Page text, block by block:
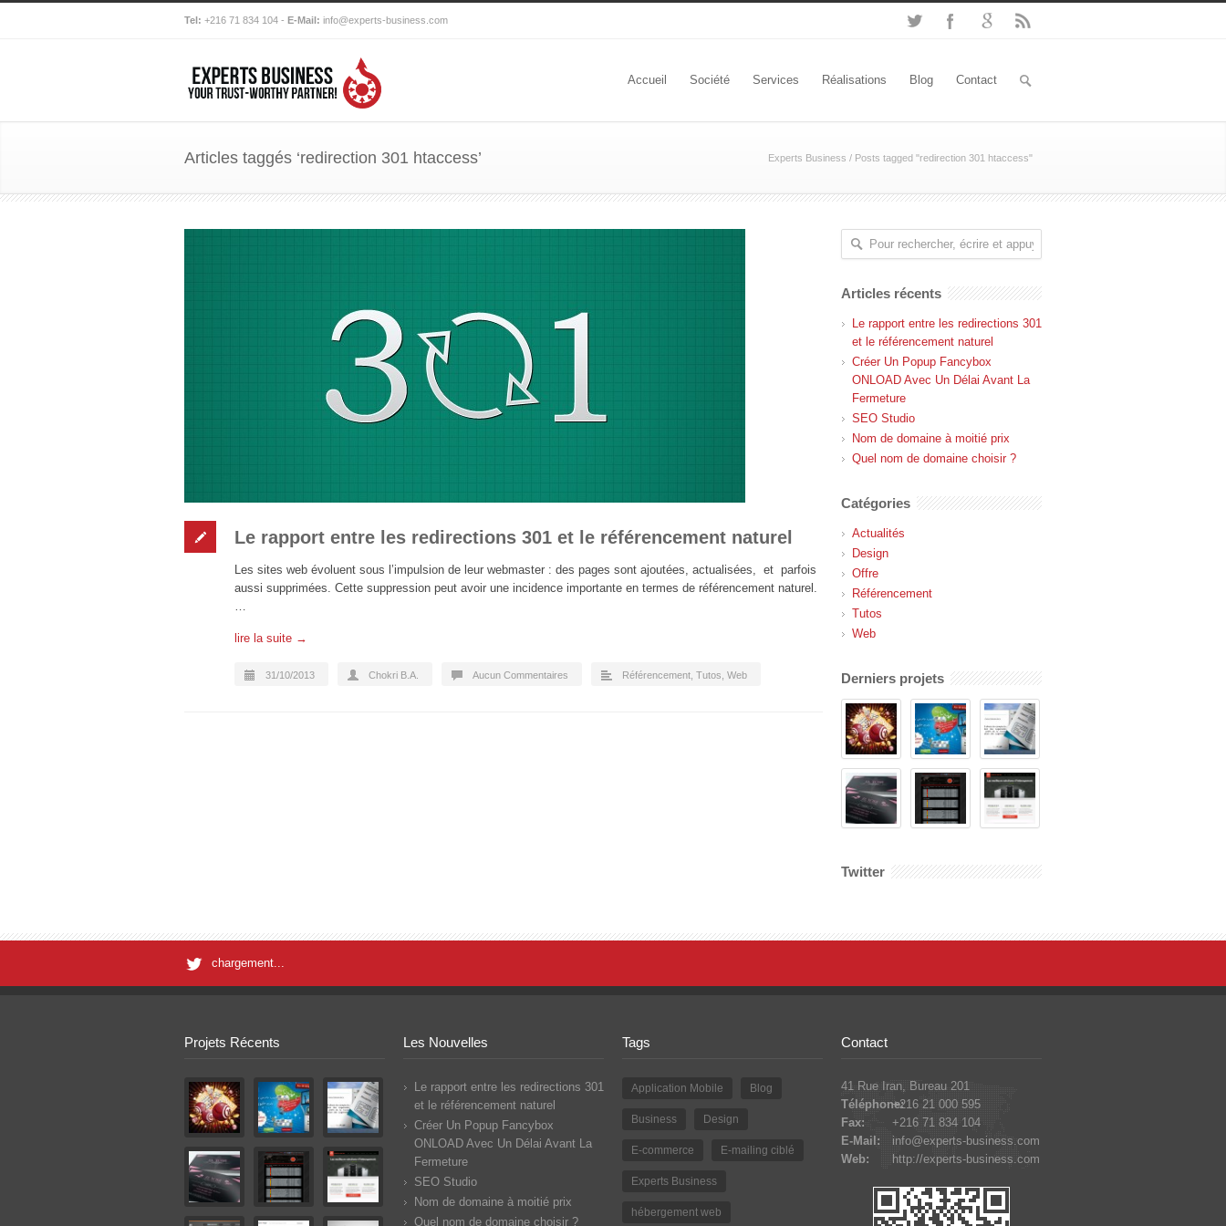
Tel: +216 71 834 104 - E-Mail: info@experts-business.com
Accueil Société Services Réalisations Blog Contact
Articles taggés ‘redirection 301 htaccess’ Experts Business / Posts tagged "redirection 301 htaccess"
Le rapport entre les redirections 301 et le référencement naturel
Les sites web évoluent sous l’impulsion de leur webmaster : des pages sont ajoutées, actualisées, et parfois
aussi supprimées. Cette suppression peut avoir une incidence importante en termes de référencement naturel.
…
lire la suite →
31/10/2013 Chokri B.A. Aucun Commentaires Référencement Tutos Web
Articles récents
Le rapport entre les redirections 301
et le référencement naturel
Créer Un Popup Fancybox
ONLOAD Avec Un Délai Avant La
Fermeture
SEO Studio
Nom de domaine à moitié prix
Quel nom de domaine choisir ?
Catégories
Actualités
Design
Offre
Référencement
Tutos
Web
Derniers projets
Twitter
chargement...
Projets Récents Les Nouvelles
Le rapport entre les redirections 301
et le référencement naturel
Créer Un Popup Fancybox
ONLOAD Avec Un Délai Avant La
Fermeture
SEO Studio
Nom de domaine à moitié prix
Quel nom de domaine choisir ?
Tags
Application Mobile Blog
Business Design
E-commerce E-mailing ciblé
Experts Business
hébergement web
Contact
41 Rue Iran, Bureau 201
Téléphone:+216 21 000 595
Fax:
+216 71 834 104
E-Mail:
info@experts-business.com
Web:
http://experts-business.com